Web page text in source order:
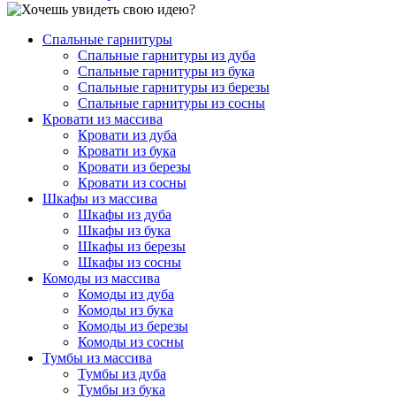
Спальные гарнитуры
Спальные гарнитуры из дуба
Спальные гарнитуры из бука
Спальные гарнитуры из березы
Спальные гарнитуры из сосны
Кровати из массива
Кровати из дуба
Кровати из бука
Кровати из березы
Кровати из сосны
Шкафы из массива
Шкафы из дуба
Шкафы из бука
Шкафы из березы
Шкафы из сосны
Комоды из массива
Комоды из дуба
Комоды из бука
Комоды из березы
Комоды из сосны
Тумбы из массива
Тумбы из дуба
Тумбы из бука